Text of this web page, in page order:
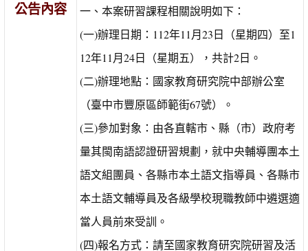
公告內容
一、本案研習課程相關說明如下：
(一)辦理日期：112年11月23日（星期四）至1
12年11月24日（星期五），共計2日。
(二)辦理地點：國家教育研究院中部辦公室
（臺中市豐原區師範街67號）。
(三)參加對象：由各直轄市、縣（市）政府考
量其閩南語認證研習規劃，就中央輔導團本土
語文組團員、各縣市本土語文指導員、各縣市
本土語文輔導員及各級學校現職教師中遴選適
當人員前來受訓。
(四)報名方式：請至國家教育研究院研習及活